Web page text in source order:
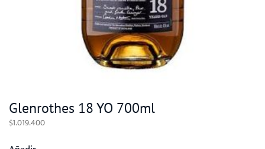
Glenrothes 18 YO 700ml
$1.019.400